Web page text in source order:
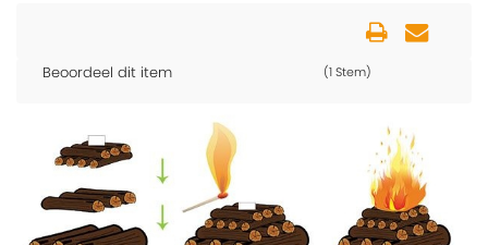
Beoordeel dit item (1 Stem)